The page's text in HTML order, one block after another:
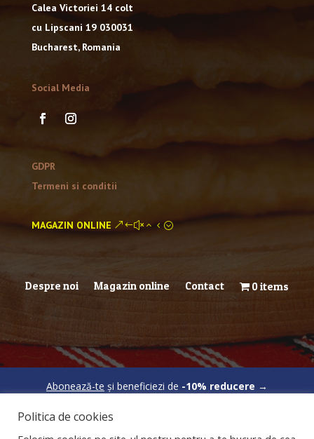
Calea Victoriei 14 colt
cu Lipscani 19 030031
Bucharest, Romania
Social Media
GDPR
Termeni si conditii
MAGAZIN ONLINE
Despre noi Magazin online Contact 0 items
Abonează-te și beneficiezi de -10% reducere →
Politica de cookies